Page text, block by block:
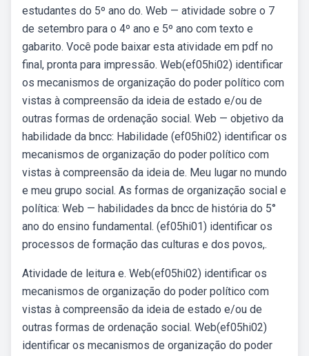
estudantes do 5º ano do. Web — atividade sobre o 7
de setembro para o 4º ano e 5º ano com texto e
gabarito. Você pode baixar esta atividade em pdf no
final, pronta para impressão. Web(ef05hi02) identificar
os mecanismos de organização do poder político com
vistas à compreensão da ideia de estado e/ou de
outras formas de ordenação social. Web — objetivo da
habilidade da bncc: Habilidade (ef05hi02) identificar os
mecanismos de organização do poder político com
vistas à compreensão da ideia de. Meu lugar no mundo
e meu grupo social. As formas de organização social e
política: Web — habilidades da bncc de história do 5°
ano do ensino fundamental. (ef05hi01) identificar os
processos de formação das culturas e dos povos,.
Atividade de leitura e. Web(ef05hi02) identificar os
mecanismos de organização do poder político com
vistas à compreensão da ideia de estado e/ou de
outras formas de ordenação social. Web(ef05hi02)
identificar os mecanismos de organização do poder